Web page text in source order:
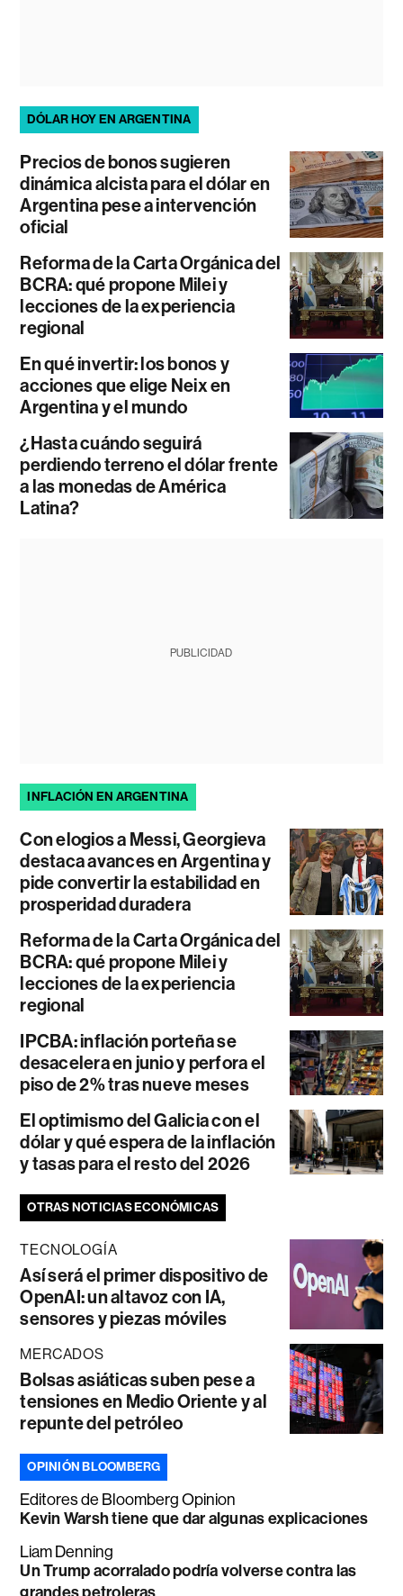
DÓLAR HOY EN ARGENTINA
Precios de bonos sugieren
dinámica alcista para el dólar en
Argentina pese a intervención
oficial
Reforma de la Carta Orgánica del
BCRA: qué propone Milei y
lecciones de la experiencia
regional
En qué invertir: los bonos y
acciones que elige Neix en
Argentina y el mundo
¿Hasta cuándo seguirá
perdiendo terreno el dólar frente
a las monedas de América
Latina?
PUBLICIDAD
INFLACIÓN EN ARGENTINA
Con elogios a Messi, Georgieva
destaca avances en Argentina y
pide convertir la estabilidad en
prosperidad duradera
Reforma de la Carta Orgánica del
BCRA: qué propone Milei y
lecciones de la experiencia
regional
IPCBA: inflación porteña se
desacelera en junio y perfora el
piso de 2% tras nueve meses
El optimismo del Galicia con el
dólar y qué espera de la inflación
y tasas para el resto del 2026
OTRAS NOTICIAS ECONÓMICAS
TECNOLOGÍA
Así será el primer dispositivo de
OpenAI: un altavoz con IA,
sensores y piezas móviles
MERCADOS
Bolsas asiáticas suben pese a
tensiones en Medio Oriente y al
repunte del petróleo
OPINIÓN BLOOMBERG
Editores de Bloomberg Opinion
Kevin Warsh tiene que dar algunas explicaciones
Liam Denning
Un Trump acorralado podría volverse contra las